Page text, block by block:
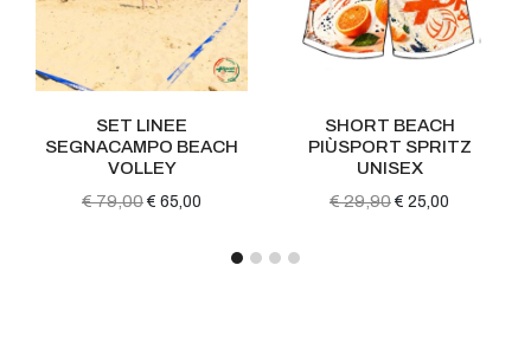
SET LINEE
SEGNACAMPO BEACH
VOLLEY
€ 79,00 € 65,00
SHORT BEACH
PIÙSPORT SPRITZ
UNISEX
€ 29,90 € 25,00